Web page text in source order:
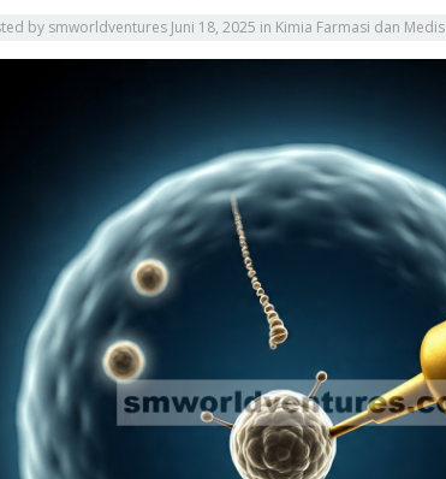
by smworldventures Juni 18, 2025 in Kimia Farmasi dan Medis